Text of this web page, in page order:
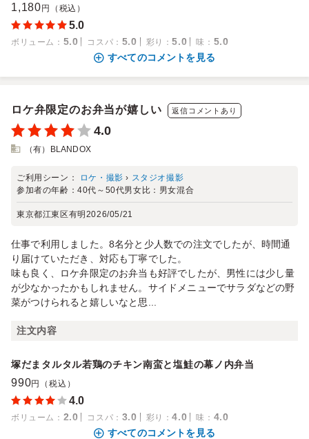
1,180 円（税込）
5.0
ボリューム ： 5.0 コスパ ： 5.0 彩り ：5.0 味 ： 5.0
すべてのコメントを見る
ロケ弁限定のお弁当が嬉しい 返信コメントあり
4.0
（有）BLANDOX
ご利用シーン： ロケ・撮影 › スタジオ撮影
参加者の年齢：40代～50代男女比： 男女混合
東京都江東区有明 2026/05/21
仕事で利用しました。8名分と少人数での注文でしたが、時間通
り届けていただき、対応も丁寧でした。
味も良く、ロケ弁限定のお弁当も好評でしたが、男性には少し量
が少なかったかもしれません。サイドメニューでサラダなどの野
菜がつけられると嬉しいなと思...
注文内容
塚だまタルタル若鶏のチキン南蛮と塩鮭の幕ノ内弁当
990円（税込）
4.0
ボリューム ： 2.0 コスパ ： 3.0 彩り ：4.0 味 ： 4.0
すべてのコメントを見る